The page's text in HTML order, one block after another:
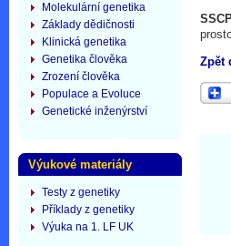
Zpět
Molekulární genetika
Základy dědičnosti
Klinická genetika
Genetika člověka
Zrození člověka
Populace a Evoluce
Genetické inženýrství
Výukové materiály
Testy z genetiky
Příklady z genetiky
Výuka na 1. LF UK